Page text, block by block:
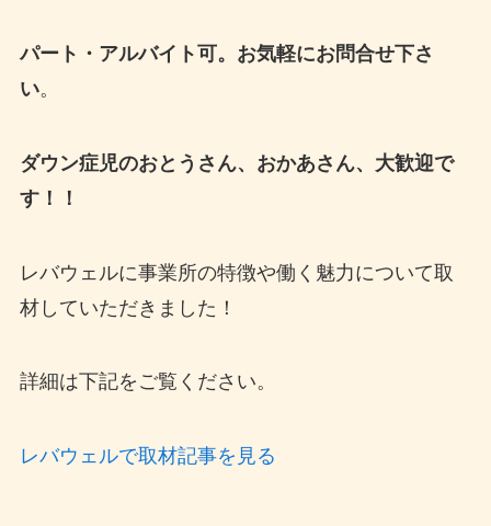
パート・アルバイト可。お気軽にお問合せ下さ
い。
ダウン症児のおとうさん、おかあさん、大歓迎で
す！！
レバウェルに事業所の特徴や働く魅力について取
材していただきました！
詳細は下記をご覧ください。
レバウェルで取材記事を見る